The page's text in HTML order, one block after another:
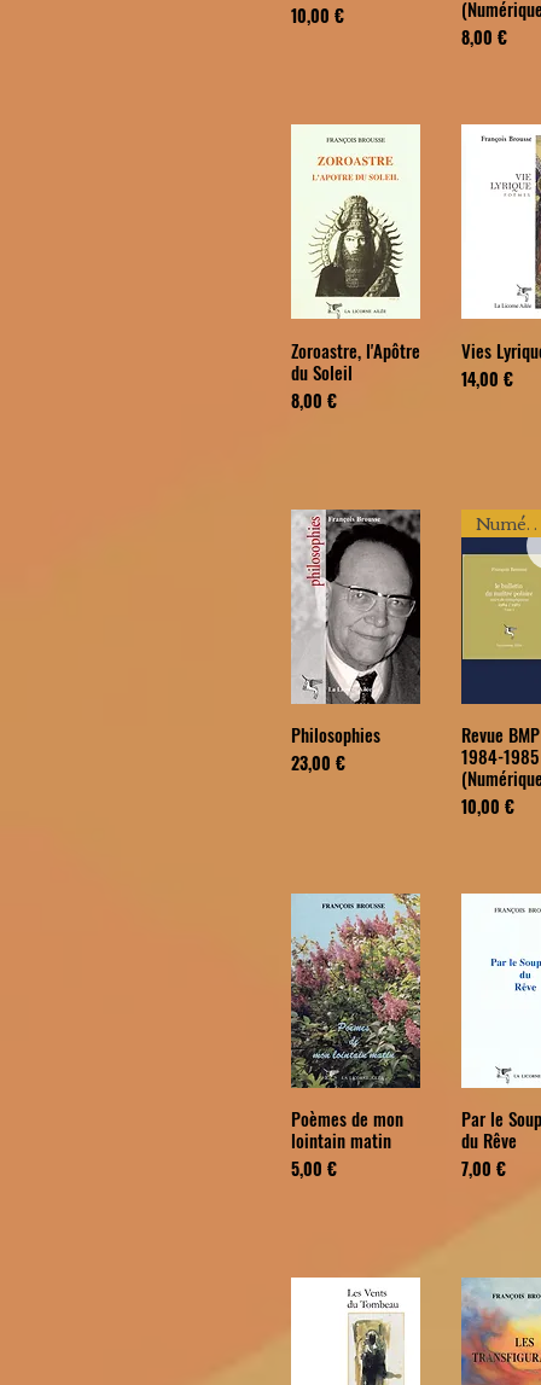
Prix
10,00 €
Prix
8,00 €
Zoroastre, l'Apôtre
du Soleil
Prix
8,00 €
Vies
Prix
14,00 €
Philosophies
Prix
23,00 €
Revue
1984-1985
Prix
10,00 €
Poèmes de mon
lointain matin
Prix
5,00 €
Par le
du Rêve
Prix
7,00 €